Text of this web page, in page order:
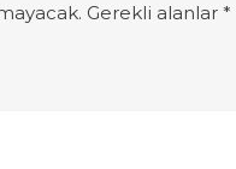
Gerekli alanlar*